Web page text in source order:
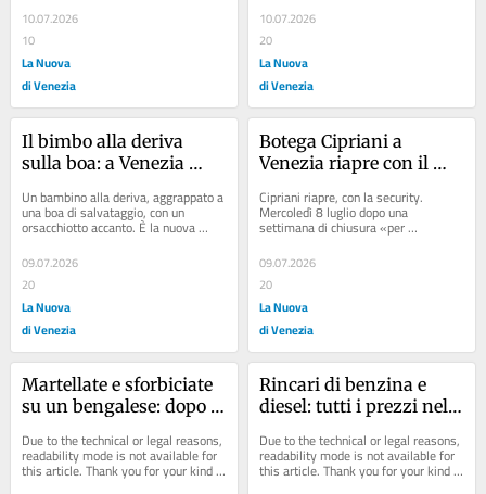
10.07.2026
10
La Nuova
di Venezia
10.07.2026
20
La Nuova
di Venezia
Il bimbo alla deriva
sulla boa: a Venezia
dello street artist
Colomina
Un bambino alla deriva, aggrappato a
una boa di salvataggio, con un
orsacchiotto accanto. È la nuova
Rio di...
09.07.2026
20
La Nuova
di Venezia
Botega Cipriani a
Venezia riapre con il
borseggiatori
Cipriani riapre, con la security.
Mercoledì 8 luglio dopo una
settimana di chiusura «per
aggressione», la Bottega Cipriani di
Frezzeria, ha...
09.07.2026
20
La Nuova
di Venezia
Martellate e sforbiciate
su un bengalese: dopo 11
condannati
Due to the technical or legal reasons,
readability mode is not available for
this article. Thank you for your kind
Rincari di benzina e
diesel: tutti i prezzi nel
Due to the technical or legal reasons,
readability mode is not available for
this article. Thank you for your kind